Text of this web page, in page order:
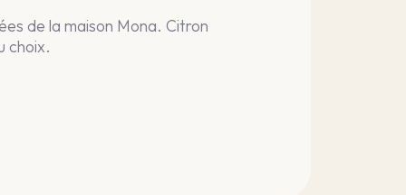
de la maison Mona. Citron
choix.